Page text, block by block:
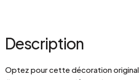
Description
Optez pour cette décoration